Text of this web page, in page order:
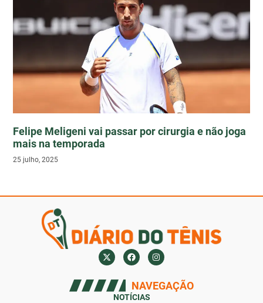
Felipe Meligeni vai passar por cirurgia e não joga
mais na temporada
25 julho, 2025
NAVEGAÇÃO
NOTÍCIAS